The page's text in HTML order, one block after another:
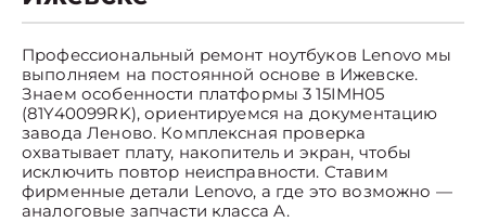
Профессиональный ремонт ноутбуков Lenovo мы
выполняем на постоянной основе в Ижевске.
Знаем особенности платформы 3 15IMH05
(81Y40099RK), ориентируемся на документацию
завода Леново. Комплексная проверка
охватывает плату, накопитель и экран, чтобы
исключить повтор неисправности. Ставим
фирменные детали Lenovo, а где это возможно —
аналоговые запчасти класса A.